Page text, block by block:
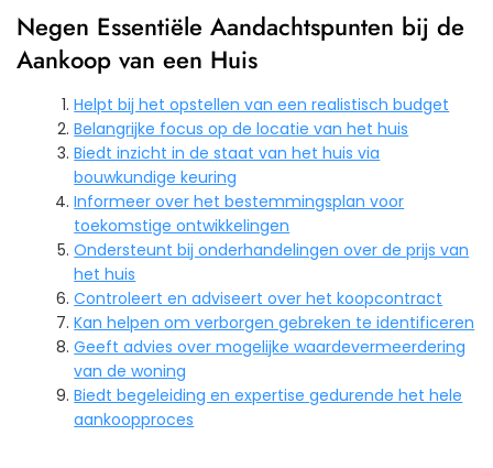
Negen Essentiële Aandachtspunten bij de
Aankoop van een Huis
Helpt bij het opstellen van een realistisch budget
Belangrijke focus op de locatie van het huis
Biedt inzicht in de staat van het huis via
bouwkundige keuring
Informeer over het bestemmingsplan voor
toekomstige ontwikkelingen
Ondersteunt bij onderhandelingen over de prijs van
het huis
Controleert en adviseert over het koopcontract
Kan helpen om verborgen gebreken te identificeren
Geeft advies over mogelijke waardevermeerdering
van de woning
Biedt begeleiding en expertise gedurende het hele
aankoopproces